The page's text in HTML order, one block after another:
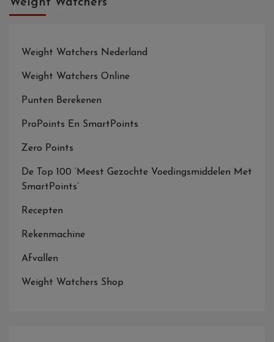
Weight Watchers Nederland
Weight Watchers Online
Punten Berekenen
ProPoints En SmartPoints
Zero Points
De Top 100 ‘Meest Gezochte Voedingsmiddelen Met
SmartPoints’
Recepten
Rekenmachine
Afvallen
Weight Watchers Shop